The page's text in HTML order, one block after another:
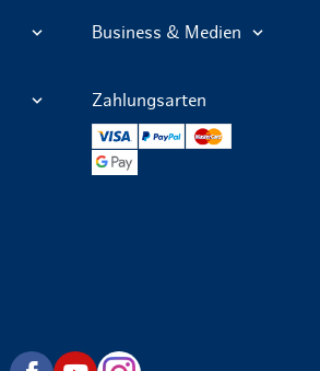
Business & Medien
Zahlungsarten
PayPal